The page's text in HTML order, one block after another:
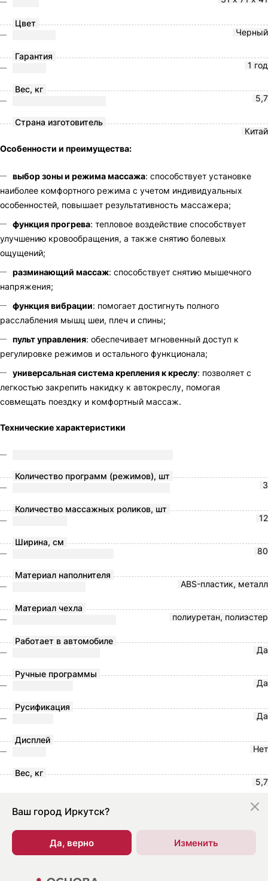
Цвет
Черный
Гарантия
1 год
Вес, кг
5,7
Страна изготовитель
Китай
Особенности и преимущества:
выбор зоны и режима массажа: способствует установке
наиболее комфортного режима с учетом индивидуальных
особенностей, повышает результативность массажера;
функция прогрева: тепловое воздействие способствует
улучшению кровообращения, а также снятию болевых
ощущений;
разминающий массаж: способствует снятию мышечного
напряжения;
функция вибрации: помогает достигнуть полного
расслабления мышц шеи, плеч и спины;
пульт управления: обеспечивает мгновенный доступ к
регулировке режимов и остального функционала;
универсальная система крепления к креслу: позволяет с
легкостью закрепить накидку к автокреслу, помогая
совмещать поездку и комфортный массаж.
Технические характеристики
Количество программ (режимов), шт
3
Количество массажных роликов, шт
12
Ширина, см
80
Материал наполнителя
ABS-пластик, металл
Материал чехла
полиуретан, полиэстер
Работает в автомобиле
Да
Ручные программы
Да
Русификация
Да
Дисплей
Нет
Вес, кг
5,7
Ваш город Иркутск?
Да, верно Изменить